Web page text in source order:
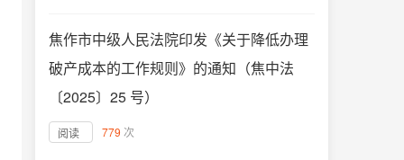
焦作市中级人民法院印发《关于降低办理
破产成本的工作规则》的通知（焦中法
〔2025〕25 号）
阅读 779 次